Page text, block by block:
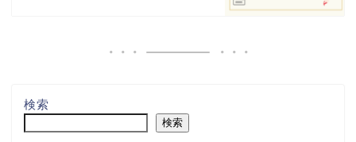
検索
検索